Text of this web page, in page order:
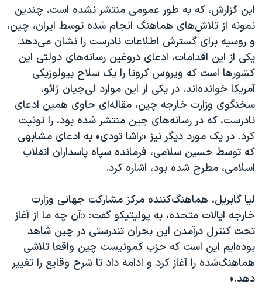
قانون شفافیت دارائی کادر رهبری ایران
اعتراضات مردمی آبان ۹۸
اسرائیل در جنگ
نرگس محمدی برنده جایزه نوبل صلح
همایش محافظه‌کاران آمریکا «سی‌پک»
صفحه‌های ویژه
سفر پرزیدنت ترامپ به چین
این گزارش، که به طور عمومی منتشر نشده است، چندین
نمونه از تلاش‌های هماهنگ انجام شده توسط ایران، چین،
و روسیه برای گسترش اطلاعات نادرست را نشان می‌دهد.
یکی از این اقدامات، ادعای دروغین رسانه‌های دولتی این
کشورها است که ویروس کرونا را یک سلاح بیولوژیکی
آمریکا خوانده‌اند. در یکی از این موارد لی‌جیان ژائو،
سخنگوی وزارت خارجه چین، مقاله‌ای حاوی همین ادعای
نادرست، که در رسانه‌های چین منتشر شده بود، را توئیت
کرد. در یک مورد دیگر نیز «راشا تودی» به ادعای مشابهی
که توسط حسین سلامی، فرمانده سپاه پاسداران انقلاب
اسلامی، مطرح شده بود، اشاره کرد.
لیا گابریل، هماهنگ‌کننده مرکز مشارکت جهانی وزارت
خارجه ایالات متحده، به پولیتیکو گفت: «آن چه ما از آغاز
تحت کنترل درآمدن این بحران تندرستی در چین شاهد
بوده‌ایم این است که حزب کمونیست چین واقعا تلاشی
هماهنگ‌شده را آغاز کرد و ادامه داد تا شرح وقایع را تغییر
دهد.»